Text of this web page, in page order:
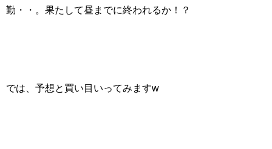
勤・・。果たして昼までに終われるか！？
では、予想と買い目いってみますw